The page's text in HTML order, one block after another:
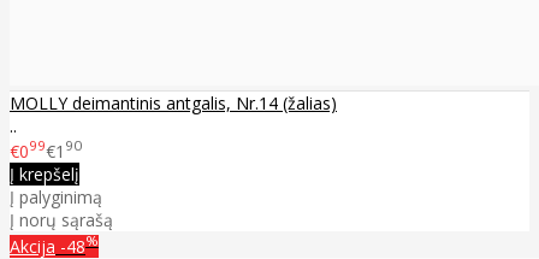
MOLLY deimantinis antgalis, Nr.14 (žalias)
..
€099€1 90
Į krepšelį
Į palyginimą
Į norų sąrašą
Akcija -48%